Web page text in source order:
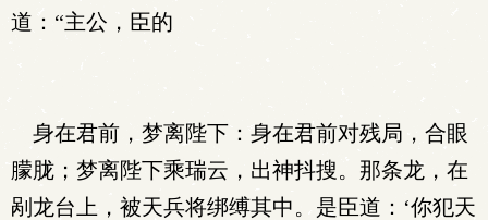
道：“主公，臣的
身在君前，梦离陛下：身在君前对残局，合眼
朦胧；梦离陛下乘瑞云，出神抖搜。那条龙，在
剐龙台上，被天兵将绑缚其中。是臣道：‘你犯天